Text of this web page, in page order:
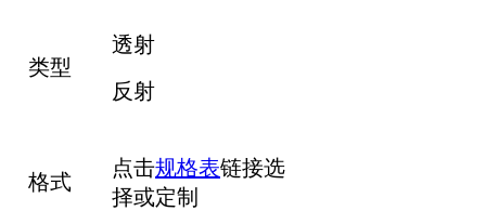
类型
透射
反射
格式
点击规格表链接选
择或定制